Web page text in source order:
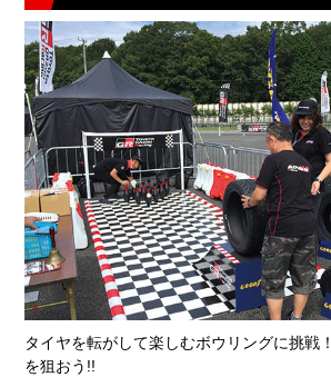
タイヤを転がして楽しむボウリングに挑戦
を狙おう!!